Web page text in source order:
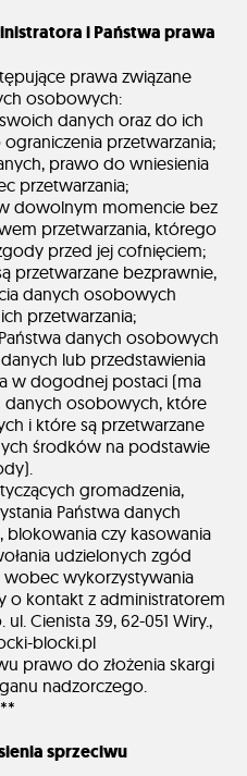
i Państwa prawa
prawa związane
osobowych:
danych oraz do ich
przetwarzania;
prawo do wniesienia
przetwarzania;
dowolnym momencie bez
przetwarzania, którego
przed jej cofnięciem;
przetwarzane bezprawnie,
danych osobowych
przetwarzania;
danych osobowych
lub przedstawienia
w dogodnej postaci (ma
osobowych, które
i które są przetwarzane
środków na podstawie
gromadzenia,
Państwa danych
czy kasowania
udzielonych zgód
wobec wykorzystywania
o kontakt z administratorem
Cienista 39, 62-051 Wiry.,
blocki.pl
prawo do złożenia skargi
nadzorczego.
sprzeciwu